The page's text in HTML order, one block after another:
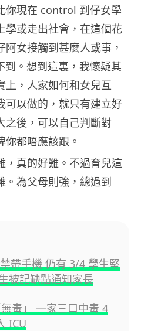
你現在 control 到仔女學
學或走出社會，在這個花
女接觸到甚麼人或事，
。想到這裏，我懷疑其
上，人家如何和女兒互
可以做的，就只有建立好
之後，可以自己判斷對
都唔應該跟。
，真的好難。不過育兒這
。為父母則強，總過到
帶手機 仍有 3/4 學生堅
被記缺點通知家長
毒」 一家三口中毒 4
ICU